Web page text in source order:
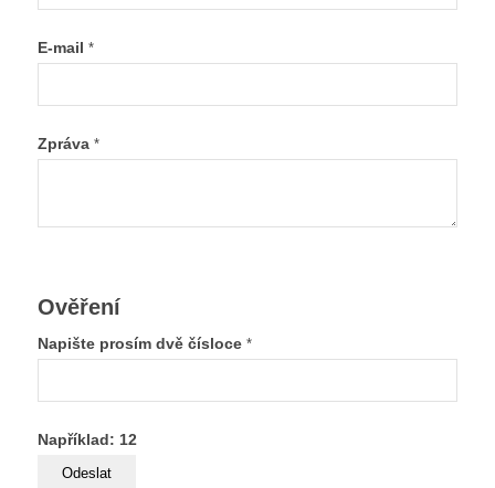
E-mail *
Zpráva *
Ověření
Napište prosím dvě čísloce *
Například: 12